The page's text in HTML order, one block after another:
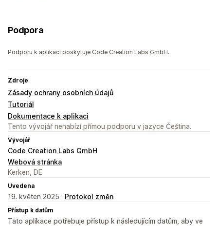
Podpora
Podporu k aplikaci poskytuje Code Creation Labs GmbH.
Zdroje
Zásady ochrany osobních údajů
Tutoriál
Dokumentace k aplikaci
Tento vývojář nenabízí přímou podporu v jazyce Čeština.
Vývojář
Code Creation Labs GmbH
Webová stránka
Kerken, DE
Uvedena
19. květen 2025 · Protokol změn
Přístup k datům
Tato aplikace potřebuje přístup k následujícím datům, aby ve